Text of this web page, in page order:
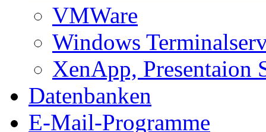
VMWare
Windows
XenApp, Presentaion
Datenbanken
E-Mail-Programme